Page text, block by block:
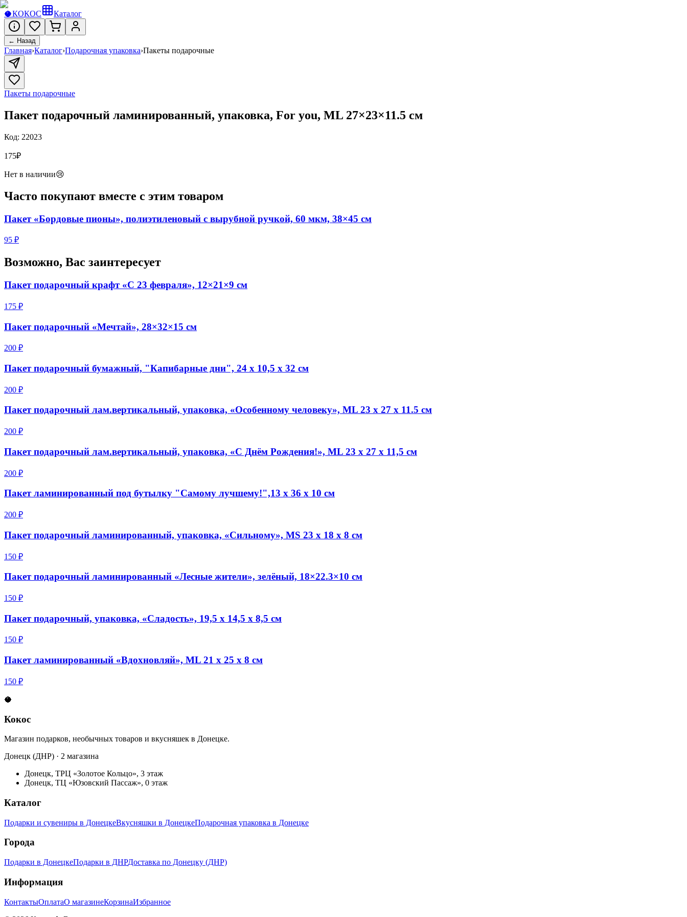
🥥КОКОС Каталог
← Назад
Главная›Каталог›Подарочная упаковка›Пакеты подарочные
Пакеты подарочные
Пакет подарочный ламинированный, упаковка, For you, ML 27×23×11.5 см
Код: 22023
175₽
Нет в наличии😢
Часто покупают вместе с этим товаром
Пакет «Бордовые пионы», полиэтиленовый с вырубной ручкой, 60 мкм, 38×45 см
95 ₽
Возможно, Вас заинтересует
Пакет подарочный крафт «С 23 февраля», 12×21×9 см
175 ₽
Пакет подарочный «Мечтай», 28×32×15 см
200 ₽
Пакет подарочный бумажный, "Капибарные дни", 24 х 10,5 х 32 см
200 ₽
Пакет подарочный лам.вертикальный, упаковка, «Особенному человеку», ML 23 х 27 х 11.5 см
200 ₽
Пакет подарочный лам.вертикальный, упаковка, «С Днём Рождения!», ML 23 х 27 х 11,5 см
200 ₽
Пакет ламинированный под бутылку "Самому лучшему!",13 х 36 х 10 см
200 ₽
Пакет подарочный ламинированный, упаковка, «Сильному», MS 23 х 18 х 8 см
150 ₽
Пакет подарочный ламинированный «Лесные жители», зелёный, 18×22.3×10 см
150 ₽
Пакет подарочный, упаковка, «Сладость», 19,5 х 14,5 х 8,5 см
150 ₽
Пакет ламинированный «Вдохновляй», ML 21 х 25 х 8 см
150 ₽
🥥
Кокос
Магазин подарков, необычных товаров и вкусняшек в Донецке.
Донецк (ДНР) · 2 магазина
Донецк, ТРЦ «Золотое Кольцо», 3 этаж
Донецк, ТЦ «Юзовский Пассаж», 0 этаж
Каталог
Подарки и сувениры в ДонецкеВкусняшки в ДонецкеПодарочная упаковка в Донецке
Города
Подарки в ДонецкеПодарки в ДНРДоставка по Донецку (ДНР)
Информация
КонтактыОплатаО магазинеКорзинаИзбранное